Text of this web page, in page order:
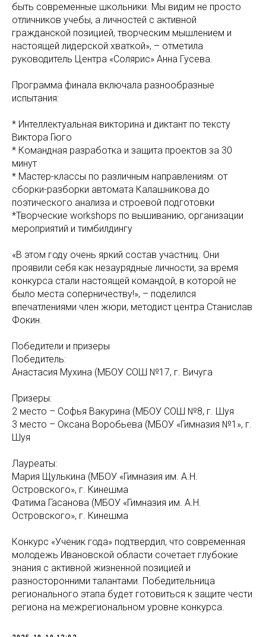
быть современные школьники. Мы видим не просто
отличников учебы, а личностей с активной
гражданской позицией, творческим мышлением и
настоящей лидерской хваткой», – отметила
руководитель Центра «Солярис» Анна Гусева.
Программа финала включала разнообразные
испытания:
* Интеллектуальная викторина и диктант по тексту
Виктора Гюго
* Командная разработка и защита проектов за 30
минут
* Мастер-классы по различным направлениям: от
сборки-разборки автомата Калашникова до
поэтического анализа и строевой подготовки
*Творческие workshops по вышиванию, организации
мероприятий и тимбилдингу
«В этом году очень яркий состав участниц. Они
проявили себя как незаурядные личности, за время
конкурса стали настоящей командой, в которой не
было места соперничеству!», – поделился
впечатлениями член жюри, методист центра Станислав
Фокин.
Победители и призеры
Победитель:
Анастасия Мухина (МБОУ СОШ №17, г. Вичуга
Призеры:
2 место – Софья Вакурина (МБОУ СОШ №8, г. Шуя
3 место – Оксана Воробьева (МБОУ «Гимназия №1», г.
Шуя
Лауреаты:
Мария Щулькина (МБОУ «Гимназия им. А.Н.
Островского», г. Кинешма
Фатима Гасанова (МБОУ «Гимназия им. А.Н.
Островского», г. Кинешма
Конкурс «Ученик года» подтвердил, что современная
молодежь Ивановской области сочетает глубокие
знания с активной жизненной позицией и
разносторонними талантами. Победительница
регионального этапа будет готовиться к защите чести
региона на межрегиональном уровне конкурса.